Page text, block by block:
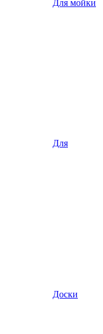
Для мойки
Для
Доски